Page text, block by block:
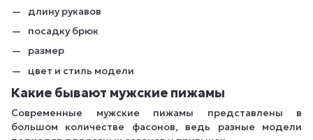
длину рукавов
посадку брюк
размер
цвет и стиль модели
Какие бывают мужские пижамы
Современные мужские пижамы представлены в
большом количестве фасонов, ведь разные модели